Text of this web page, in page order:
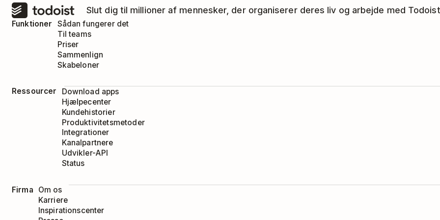
Slut dig til millioner af mennesker, der organiserer deres liv og arbejde med
Funktioner
Sådan fungerer det
Til teams
Priser
Sammenlign
Skabeloner
Ressourcer
Download apps
Hjælpecenter
Kundehistorier
Produktivitetsmetoder
Integrationer
Kanalpartnere
Udvikler-API
Status
Firma
Om os
Karriere
Inspirationscenter